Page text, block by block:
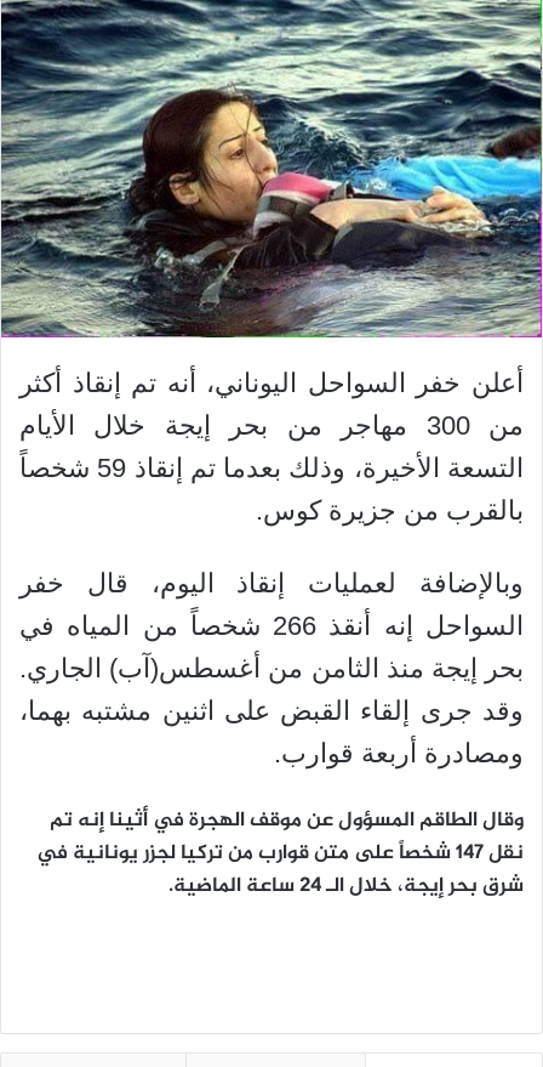
أعلن خفر السواحل اليوناني، أنه تم إنقاذ أكثر
من 300 مهاجر من بحر إيجة خلال الأيام
التسعة الأخيرة، وذلك بعدما تم إنقاذ 59 شخصاً
بالقرب من جزيرة كوس.
وبالإضافة لعمليات إنقاذ اليوم، قال خفر
السواحل إنه أنقذ 266 شخصاً من المياه في
بحر إيجة منذ الثامن من أغسطس(آب) الجاري.
وقد جرى إلقاء القبض على اثنين مشتبه بهما،
ومصادرة أربعة قوارب.
وقال الطاقم المسؤول عن موقف الهجرة في أثينا إنه تم
نقل 147 شخصاً على متن قوارب من تركيا لجزر يونانية في
شرق بحر إيجة، خلال الـ 24 ساعة الماضية.